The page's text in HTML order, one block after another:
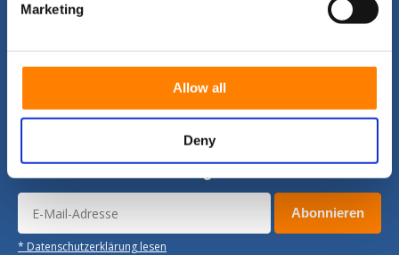
Marketing
Allow all
Deny
Wir können Ihnen auf Englisch, Deutsch,
helfen!
Erhalten Sie die neuesten Angebote und Promotionen
Abonnieren
* Datenschutzerklärung lesen